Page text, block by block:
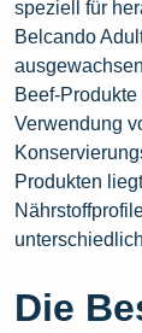
speziell für
Belcando
Beef-
Verwendung
Produkten
Die